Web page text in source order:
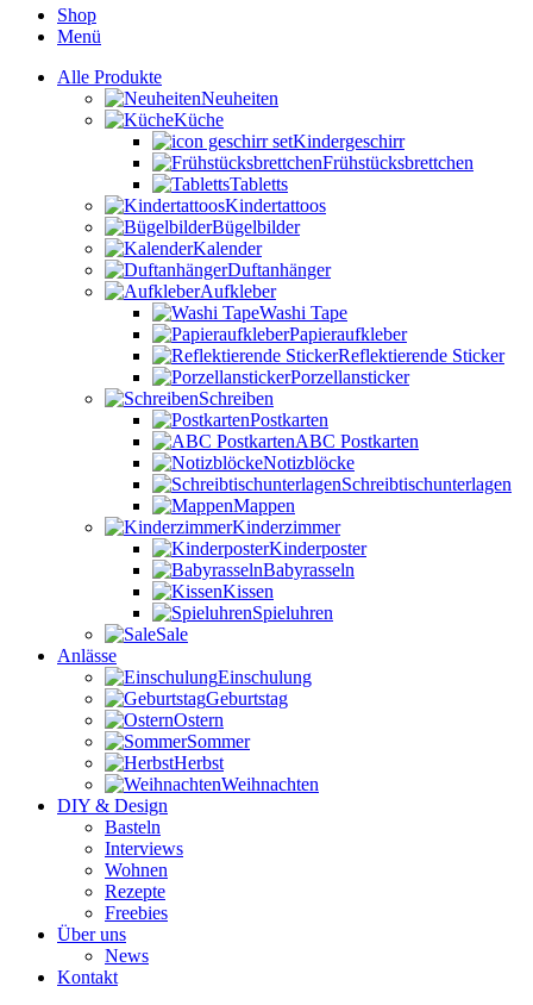
Shop
Menü
Alle Produkte
Neuheiten
Küche
Kindergeschirr
Frühstücksbrettchen
Tabletts
Kindertattoos
Bügelbilder
Kalender
Duftanhänger
Aufkleber
Washi Tape
Papieraufkleber
Reflektierende Sticker
Porzellansticker
Schreiben
Postkarten
ABC Postkarten
Notizblöcke
Schreibtischunterlagen
Mappen
Kinderzimmer
Kinderposter
Babyrasseln
Kissen
Spieluhren
Sale
Anlässe
Einschulung
Geburtstag
Ostern
Sommer
Herbst
Weihnachten
DIY & Design
Basteln
Interviews
Wohnen
Rezepte
Freebies
Über uns
News
Kontakt